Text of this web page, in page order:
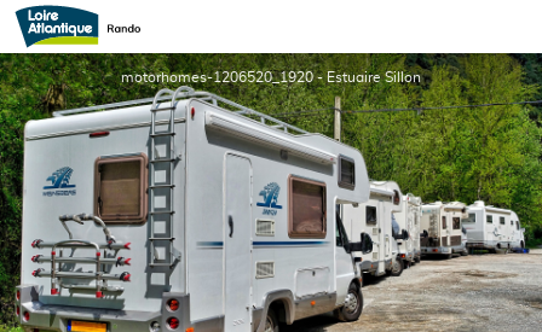
motorhomes-1206520_1920 - Estuaire Sillon